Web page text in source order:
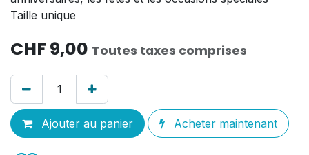
Taille unique
CHF9,00 Toutes taxes comprises
Ajouter au panier Acheter maintenant